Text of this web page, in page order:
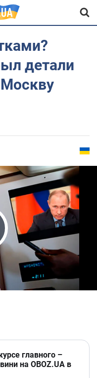
детали
Video
главного –
на OBOZ.UA в